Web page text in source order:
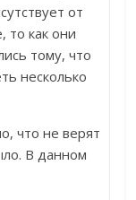
от
то как они
тому, что
несколько
что не верят
В данном